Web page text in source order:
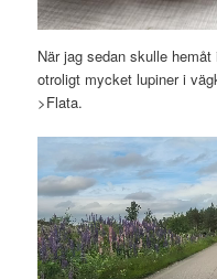
När jag sedan skulle
otroligt mycket lupiner i
>Flata.